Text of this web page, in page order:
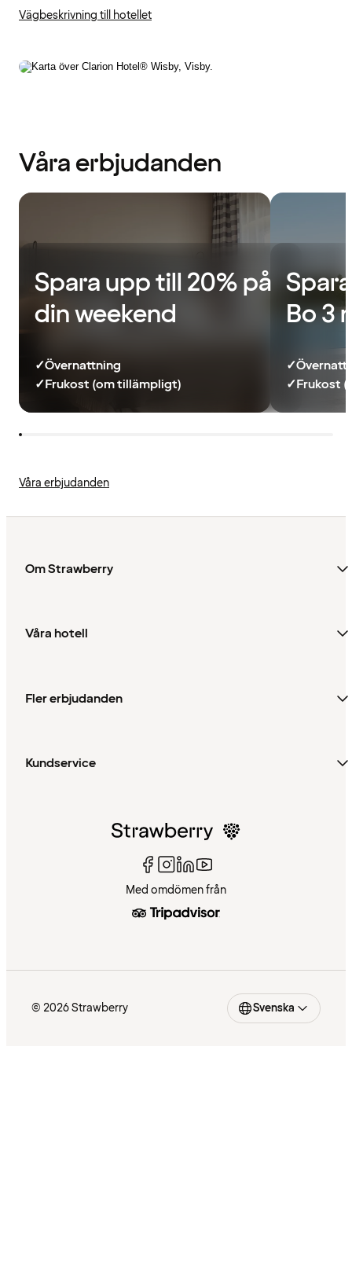
Vägbeskrivning till hotellet
Våra erbjudanden
Spara upp till 20% på
din weekend
✓Övernattning
✓Frukost (om tillämpligt)
Bo 3
✓
✓Frukost
Våra erbjudanden
Om Strawberry
Våra hotell
Fler erbjudanden
Kundservice
Med omdömen från
© 2026 Strawberry Svenska